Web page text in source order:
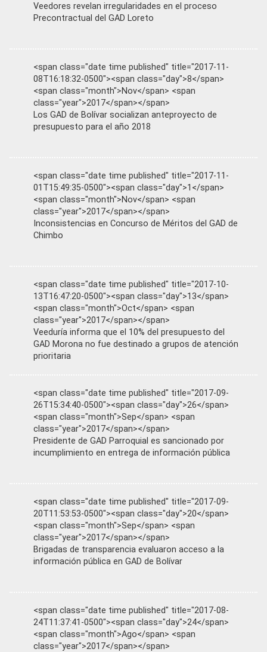
Veedores revelan irregularidades en el proceso
Precontractual del GAD Loreto
<span class="date time published" title="2017-11-
08T16:18:32-0500"><span class="day">8</span>
<span class="month">Nov</span> <span
class="year">2017</span></span>
Los GAD de Bolívar socializan anteproyecto de
presupuesto para el año 2018
<span class="date time published" title="2017-11-
01T15:49:35-0500"><span class="day">1</span>
<span class="month">Nov</span> <span
class="year">2017</span></span>
Inconsistencias en Concurso de Méritos del GAD de
Chimbo
<span class="date time published" title="2017-10-
13T16:47:20-0500"><span class="day">13</span>
<span class="month">Oct</span> <span
class="year">2017</span></span>
Veeduría informa que el 10% del presupuesto del
GAD Morona no fue destinado a grupos de atención
prioritaria
<span class="date time published" title="2017-09-
26T15:34:40-0500"><span class="day">26</span>
<span class="month">Sep</span> <span
class="year">2017</span></span>
Presidente de GAD Parroquial es sancionado por
incumplimiento en entrega de información pública
<span class="date time published" title="2017-09-
20T11:53:53-0500"><span class="day">20</span>
<span class="month">Sep</span> <span
class="year">2017</span></span>
Brigadas de transparencia evaluaron acceso a la
información pública en GAD de Bolívar
<span class="date time published" title="2017-08-
24T11:37:41-0500"><span class="day">24</span>
<span class="month">Ago</span> <span
class="year">2017</span></span>